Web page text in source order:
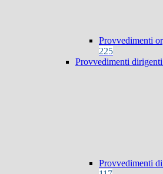
Provvedimenti
225
Provvedimenti
Provvedimenti